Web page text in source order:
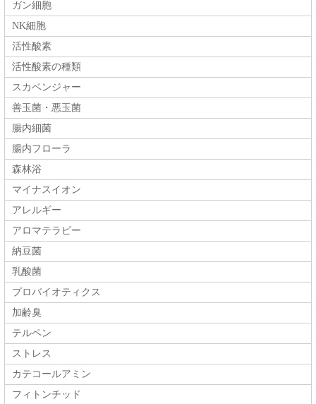
ガン細胞
NK細胞
活性酸素
活性酸素の種類
スカベンジャー
善玉菌・悪玉菌
腸内細菌
腸内フローラ
森林浴
マイナスイオン
アレルギー
アロマテラピー
納豆菌
乳酸菌
プロバイオティクス
加齢臭
テルペン
ストレス
カテコールアミン
フィトンチッド